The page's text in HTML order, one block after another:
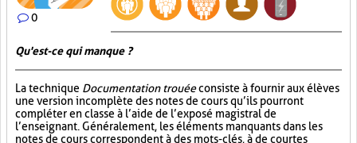
0
Qu'est-ce qui manque ?
La technique Documentation trouéeconsiste à fournir aux élèves
une version incomplète des notes de cours qu’ils pourront
compléter en classe à l’aide de l’exposé magistral de
l’enseignant. Généralement, les éléments manquants dans les
notes de cours correspondent à des mots-clés, à de courtes